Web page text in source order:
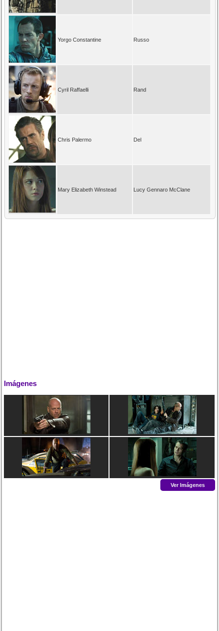
Yorgo Constantine Russo
Cyril Raffaelli Rand
Chris Palermo Del
Mary Elizabeth Winstead Lucy Gennaro McClane
Imágenes
Ver Imágenes